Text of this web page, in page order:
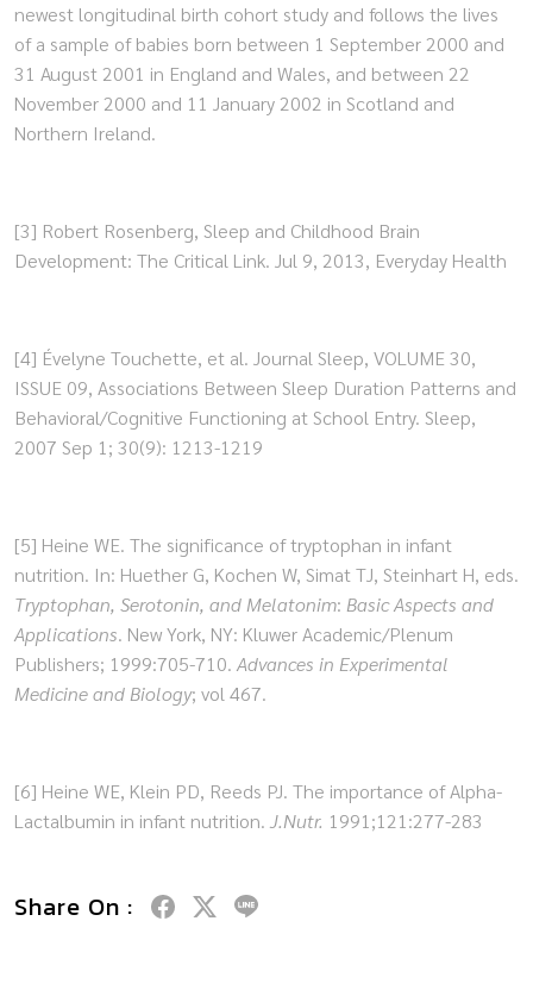
newest longitudinal birth cohort study and follows the lives
of a sample of babies born between 1 September 2000 and
31 August 2001 in England and Wales, and between 22
November 2000 and 11 January 2002 in Scotland and
Northern Ireland.
[3] Robert Rosenberg, Sleep and Childhood Brain
Development: The Critical Link. Jul 9, 2013, Everyday Health
[4] Évelyne Touchette, et al. Journal Sleep, VOLUME 30,
ISSUE 09, Associations Between Sleep Duration Patterns and
Behavioral/Cognitive Functioning at School Entry. Sleep,
2007 Sep 1; 30(9): 1213-1219
[5] Heine WE. The significance of tryptophan in infant
nutrition. In: Huether G, Kochen W, Simat TJ, Steinhart H, eds.
Tryptophan, Serotonin, and Melatonim: Basic Aspects and
Applications. New York, NY: Kluwer Academic/Plenum
Publishers; 1999:705-710. Advances in Experimental
Medicine and Biology; vol 467.
[6] Heine WE, Klein PD, Reeds PJ. The importance of Alpha-
Lactalbumin in infant nutrition. J.Nutr. 1991;121:277-283
Share On :